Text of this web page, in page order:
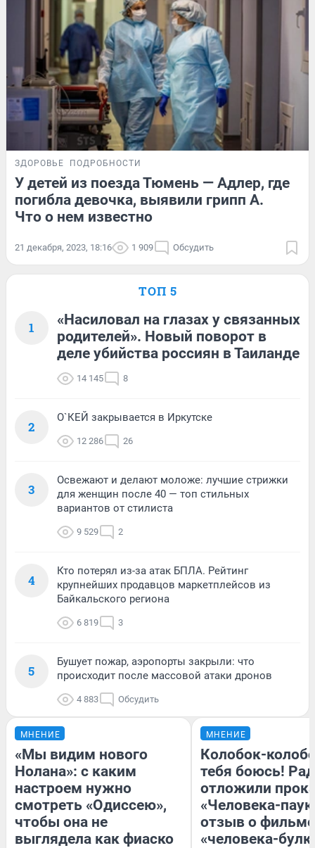
ЗДОРОВЬЕ ПОДРОБНОСТИ
У детей из поезда Тюмень — Адлер, где
погибла девочка, выявили грипп А.
Что о нем известно
21 декабря, 2023, 18:16 1 909 Обсудить
ТОП 5
1
«Насиловал на глазах у связанных
родителей». Новый поворот в
деле убийства россиян в Таиланде
14 145 8
2
О`КЕЙ закрывается в Иркутске
12 286 26
3
Освежают и делают моложе: лучшие стрижки
для женщин после 40 — топ стильных
вариантов от стилиста
9 529 2
4
Кто потерял из-за атак БПЛА. Рейтинг
крупнейших продавцов маркетплейсов из
Байкальского региона
6 819 3
5
Бушует пожар, аэропорты закрыли: что
происходит после массовой атаки дронов
4 883 Обсудить
МНЕНИЕ
«Мы видим нового
Нолана»: с каким
настроем нужно
смотреть «Одиссею»,
чтобы она не
выглядела как фиаско
МНЕНИЕ
Колобок-
тебя боюсь!
отложили
«Человека-
отзыв о
«человека-